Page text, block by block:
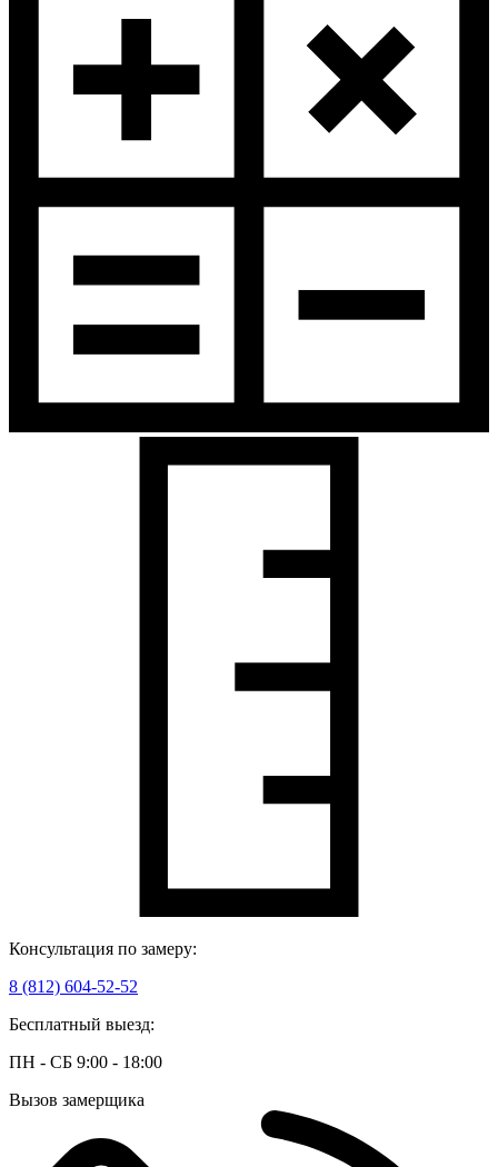
Консультация по замеру:
8 (812) 604-52-52
Бесплатный выезд:
ПН - СБ 9:00 - 18:00
Вызов замерщика